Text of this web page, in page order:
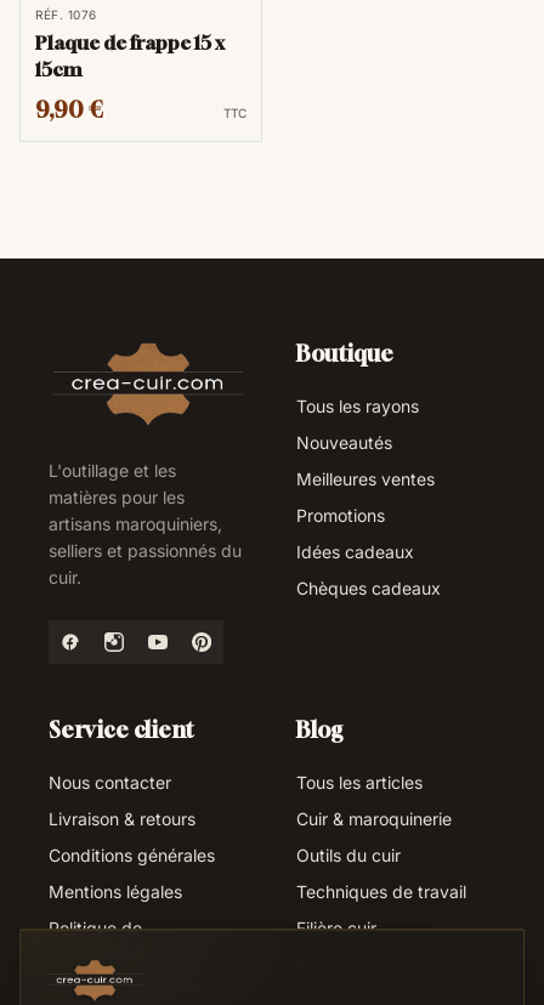
RÉF. 1076
Plaque de frappe 15 x
15cm
9,90 € TTC
L'outillage et les
matières pour les
artisans maroquiniers,
selliers et passionnés du
cuir.
Boutique
Tous les rayons
Nouveautés
Meilleures ventes
Promotions
Idées cadeaux
Chèques cadeaux
Service client
Nous contacter
Livraison & retours
Conditions générales
Mentions légales
Politique de
Suivi de commande
Blog
Tous les articles
Cuir & maroquinerie
Outils du cuir
Techniques de travail
Filière cuir